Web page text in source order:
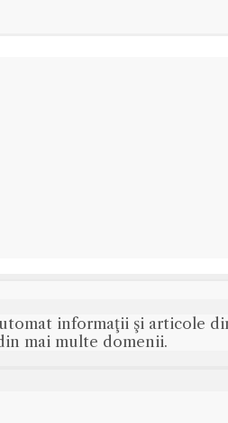
informaţii şi articole
mai multe domenii.